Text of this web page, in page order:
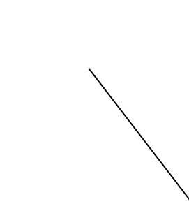
Combination chart
The chart has 1 X
The chart has 1 Y